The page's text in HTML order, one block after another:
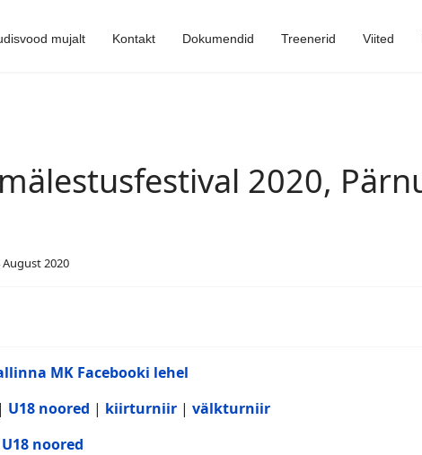
mujalt Kontakt Dokumendid Treenerid Viited
2020,
August 2020
MK Facebooki lehel
| U18 noored | kiirturniir | välkturniir
U18 noored